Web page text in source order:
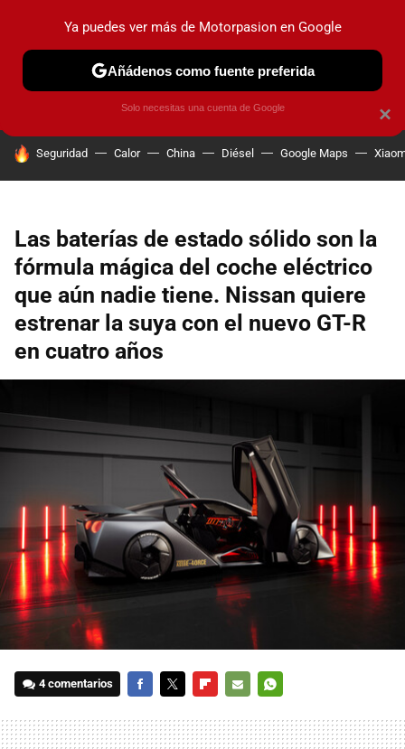
PRUEBAS COCHES ELÉCTRICOS OBSERVATORIO
HOY SE HABLA DE
Seguridad Calor China Diésel Google Maps
Las baterías de estado sólido son la
fórmula mágica del coche eléctrico
que aún nadie tiene. Nissan quiere
estrenar la suya con el nuevo GT-R
en cuatro años
4 comentarios
MAIL
×
Ya puedes ver más de Motorpasion en Google
Añádenos como fuente preferida
Solo necesitas una cuenta de Google